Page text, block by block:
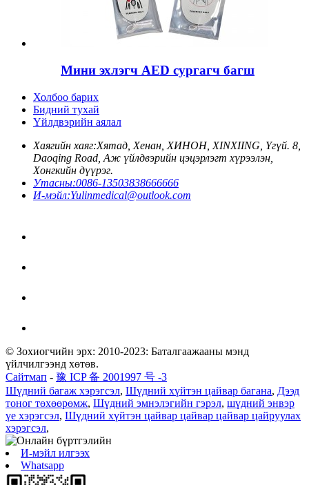
Мини эхлэгч AED сургагч багш
Холбоо барих
Бидний тухай
Үйлдвэрийн аялал
Хаягийн хаяг:Хятад, Хенан, ХИНОН, XINXIING, Үгүй. 8,
Daoqing Road, Аж үйлдвэрийн цэцэрлэгт хүрээлэн,
Хонгкийн дүүрэг.
Утасны:0086-13503838666666
И-мэйл:Yulinmedical@outlook.com
© Зохиогчийн эрх: 2010-2023: Баталгаажааны мэнд
үйлчилгээнд хөтөв.
Сайтмап - 豫 ICP 备 2001997 号 -3
Шүдний багаж хэрэгсэл, Шүдний хүйтэн цайвар багана, Дээд
тоног төхөөрөмж, Шүдний эмнэлэгийн гэрэл, шүдний энвэр
үе хэрэгсэл, Шүдний хүйтэн цайвар цайвар цайвар цайруулах
хэрэгсэл,
И-мэйл илгээх
Whatsapp